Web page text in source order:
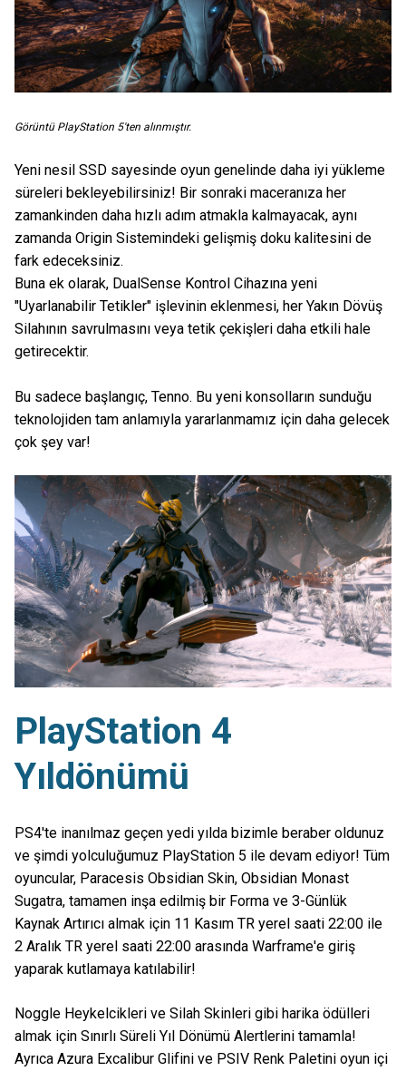
Görüntü PlayStation 5'ten alınmıştır.
Yeni nesil SSD sayesinde oyun genelinde daha iyi yükleme
süreleri bekleyebilirsiniz! Bir sonraki maceranıza her
zamankinden daha hızlı adım atmakla kalmayacak, aynı
zamanda Origin Sistemindeki gelişmiş doku kalitesini de
fark edeceksiniz.
Buna ek olarak, DualSense Kontrol Cihazına yeni
"Uyarlanabilir Tetikler" işlevinin eklenmesi, her Yakın Dövüş
Silahının savrulmasını veya tetik çekişleri daha etkili hale
getirecektir.
Bu sadece başlangıç, Tenno. Bu yeni konsolların sunduğu
teknolojiden tam anlamıyla yararlanmamız için daha gelecek
çok şey var!
PlayStation 4
Yıldönümü
PS4'te inanılmaz geçen yedi yılda bizimle beraber oldunuz
ve şimdi yolculuğumuz PlayStation 5 ile devam ediyor! Tüm
oyuncular, Paracesis Obsidian Skin, Obsidian Monast
Sugatra, tamamen inşa edilmiş bir Forma ve 3-Günlük
Kaynak Artırıcı almak için 11 Kasım TR yerel saati 22:00 ile
2 Aralık TR yerel saati 22:00 arasında Warframe'e giriş
yaparak kutlamaya katılabilir!
Noggle Heykelcikleri ve Silah Skinleri gibi harika ödülleri
almak için Sınırlı Süreli Yıl Dönümü Alertlerini tamamla!
Ayrıca Azura Excalibur Glifini ve PSIV Renk Paletini oyun içi